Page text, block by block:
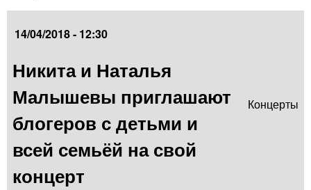
14/04/2018 - 12:30
Никита и Наталья
Малышевы приглашают
блогеров с детьми и
всей семьёй на свой
концерт
Концерты